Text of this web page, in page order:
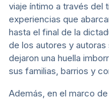
viaje íntimo a través del
experiencias que
hasta el final de la
de los autores y
dejaron una huella
sus familias, barrios y
Además, en el marco